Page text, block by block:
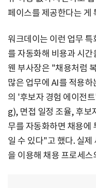
페이스를 제공한다는 게
워크데이는 이런 업무
를 자동화해 비용과 시
웬 부사장은 "채용처럼
많은 업무에 AI를 적용
의 '후보자 경험 에이전
g), 면접 일정 조율, 후보
무를 자동화하면 채용에
일 수 있다"고 했다. 실
을 이용해 채용 프로세